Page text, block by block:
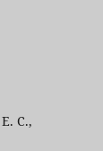
C.,